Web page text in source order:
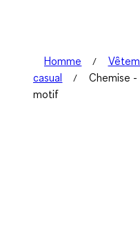
Homme
casual
Chemise
motif